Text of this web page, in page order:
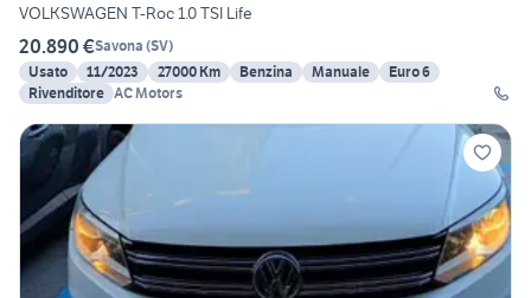
VOLKSWAGEN T-Roc 1.0 TSI Life
20.890 €Savona (SV)
Usato
11/2023 27000 Km Benzina Manuale
Euro 6
Rivenditore AC Motors